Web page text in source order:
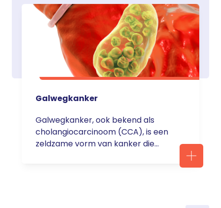
leukemie/">Continued</a>
Galwegkanker
Galwegkanker, ook bekend als
cholangiocarcinoom (CCA), is een
zeldzame vorm van kanker die